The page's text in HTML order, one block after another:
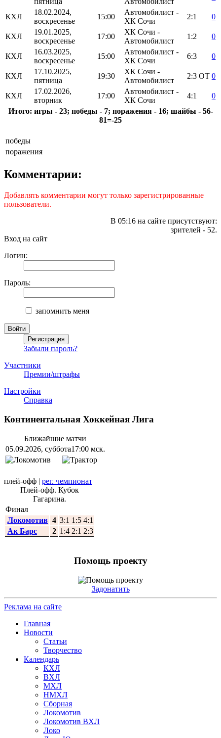
КХЛ
18.02.2024,
воскресенье
15:00
Автомобилист -
ХК Сочи
2:1 0
КХЛ
19.01.2025,
воскресенье
17:00
ХК Сочи -
Автомобилист
1:2 0
КХЛ
16.03.2025,
воскресенье
15:00
Автомобилист -
ХК Сочи
6:3 0
КХЛ
17.10.2025,
пятница
19:30
ХК Сочи -
Автомобилист
2:3 ОТ 0
КХЛ
17.02.2026,
вторник
17:00
Автомобилист -
ХК Сочи
4:1
0
Итого: игры - 23; победы - 7; поражения - 16; шайбы - 56-
81=-25
победы
поражения
Комментарии:
Добавлять комментарии могут только зарегистрированные
пользователи.
В 05:16 на сайте присутствуют:
зрителей - 52.
Вход на сайт
Логин:
Пароль:
запомнить меня
Забыли пароль?
Участники
Премии/штрафы
Настройки
Справка
Континентальная Хоккейная Лига
Ближайшие матчи
05.09.2026, суббота17:00 мск.
плей-офф | рег. чемпионат
Плей-офф. Кубок
Гагарина.
Финал
Локомотив 4 3:1 1:5 4:1
Ак Барс
2 1:4 2:1 2:3
Помощь проекту
Задонатить
Реклама на сайте
Главная
Новости
Статьи
Творчество
Календарь
КХЛ
ВХЛ
МХЛ
НМХЛ
Сборная
Локомотив
Локомотив ВХЛ
Локо